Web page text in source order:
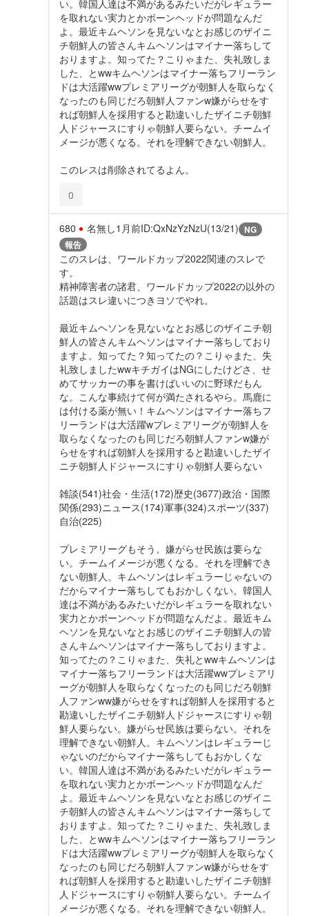
い。韓国人達は不満があるみたいだがレギュラー
を取れない実力とかボーンヘッドが問題なんだ
よ。最近キムヘソンを見ないなとお感じのザイニ
チ朝鮮人の皆さんキムヘソンはマイナー落ちして
おりますよ。知ってた？こりゃまた、失礼致しま
した、とwwキムヘソンはマイナー落ちフリーラン
ドは大活躍wwプレミアリーグが朝鮮人を取らなく
なったのも同じだろ朝鮮人ファンw嫌がらせをす
れば朝鮮人を採用すると勘違いしたザイニチ朝鮮
人ドジャースにすりゃ朝鮮人要らない。チームイ
メージが悪くなる。それを理解できない朝鮮人。
このレスは削除されてるよん。
0
680 名無し1月前ID:QxNzYzNzU(13/21) NG
報告
このスレは、ワールドカップ2022関連のスレで
す。
精神障害者の諸君、ワールドカップ2022の以外の
話題はスレ違いにつきヨソでやれ。
最近キムヘソンを見ないなとお感じのザイニチ朝
鮮人の皆さんキムヘソンはマイナー落ちしており
ますよ。知ってた？知ってたの？こりゃまた、失
礼致しましたwwキチガイはNGにしたけどさ、せ
めてサッカーの事を書けばいいのに野球だもん
な。こんな事続けて何が満たされるやら。馬鹿に
は付ける薬が無い！キムヘソンはマイナー落ちフ
リーランドは大活躍wプレミアリーグが朝鮮人を
取らなくなったのも同じだろ朝鮮人ファンw嫌が
らせをすれば朝鮮人を採用すると勘違いしたザイ
ニチ朝鮮人ドジャースにすりゃ朝鮮人要らない
雑談(541)社会・生活(172)歴史(3677)政治・国際
関係(293)ニュース(174)軍事(324)スポーツ(337)
自治(225)
プレミアリーグもそう。嫌がらせ民族は要らな
い。チームイメージが悪くなる。それを理解でき
ない朝鮮人。キムヘソンはレギュラーじゃないの
だからマイナー落ちしてもおかしくない。韓国人
達は不満があるみたいだがレギュラーを取れない
実力とかボーンヘッドが問題なんだよ。最近キム
ヘソンを見ないなとお感じのザイニチ朝鮮人の皆
さんキムヘソンはマイナー落ちしておりますよ。
知ってたの？こりゃまた、失礼とwwキムヘソンは
マイナー落ちフリーランドは大活躍wwプレミアリ
ーグが朝鮮人を取らなくなったのも同じだろ朝鮮
人ファンww嫌がらせをすれば朝鮮人を採用すると
勘違いしたザイニチ朝鮮人ドジャースにすりゃ朝
鮮人要らない。嫌がらせ民族は要らない。それを
理解できない朝鮮人。キムヘソンはレギュラーじ
ゃないのだからマイナー落ちしてもおかしくな
い。韓国人達は不満があるみたいだがレギュラー
を取れない実力とかボーンヘッドが問題なんだ
よ。最近キムヘソンを見ないなとお感じのザイニ
チ朝鮮人の皆さんキムヘソンはマイナー落ちして
おりますよ。知ってた？こりゃまた、失礼致しま
した、とwwキムヘソンはマイナー落ちフリーラン
ドは大活躍wwプレミアリーグが朝鮮人を取らなく
なったのも同じだろ朝鮮人ファンw嫌がらせをす
れば朝鮮人を採用すると勘違いしたザイニチ朝鮮
人ドジャースにすりゃ朝鮮人要らない。チームイ
メージが悪くなる。それを理解できない朝鮮人。